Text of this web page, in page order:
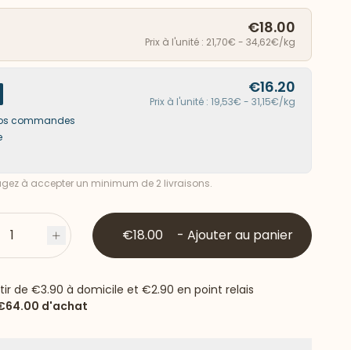
€18.00
Prix à l'unité : 21,70€ - 34,62€/kg
€16.20
Prix à l'unité : 19,53€ - 31,15€/kg
commandes
à accepter un minimum de 2 livraisons.
1 Plus €18.00 - Ajouter au panier
de €3.90 à domicile et €2.90 en point relais
d'achat